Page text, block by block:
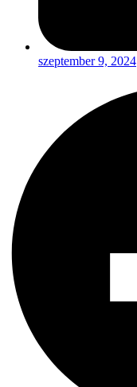
szeptember 9, 2024